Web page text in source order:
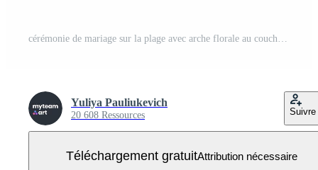
Yuliya Pauliukevich
20 608 Ressources Suivre
Téléchargement gratuitAttribution nécessaire